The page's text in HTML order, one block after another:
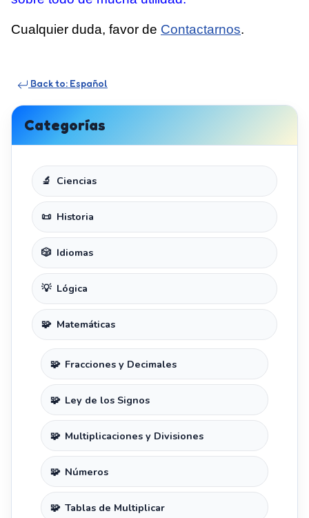
Categorías
Ciencias
Historia
Idiomas
Lógica
Matemáticas
Fracciones y Decimales
Ley de los Signos
Multiplicaciones y Divisiones
Números
Tablas de Multiplicar
Cualquier duda, favor de Contactarnos.
Back to: Español